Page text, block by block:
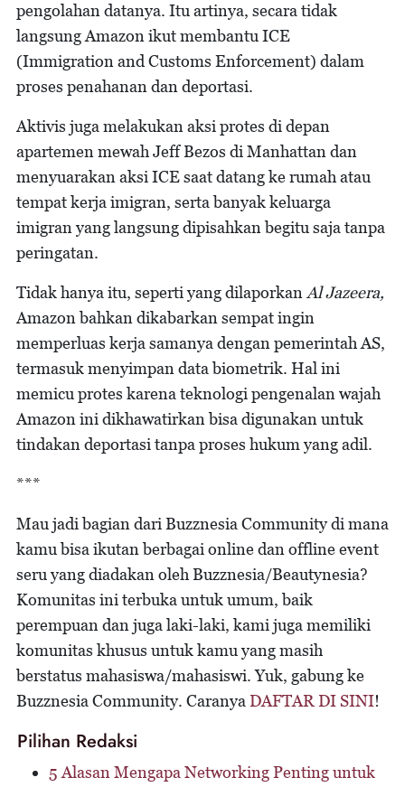
pengolahan datanya. Itu artinya, secara tidak
langsung Amazon ikut membantu ICE
(Immigration and Customs Enforcement) dalam
proses penahanan dan deportasi.
Aktivis juga melakukan aksi protes di depan
apartemen mewah Jeff Bezos di Manhattan dan
menyuarakan aksi ICE saat datang ke rumah atau
tempat kerja imigran, serta banyak keluarga
imigran yang langsung dipisahkan begitu saja tanpa
peringatan.
Tidak hanya itu, seperti yang dilaporkanAl Jazeera,
Amazon bahkan dikabarkan sempat ingin
memperluas kerja samanya dengan pemerintah AS,
termasuk menyimpan data biometrik. Hal ini
memicu protes karena teknologi pengenalan wajah
Amazon ini dikhawatirkan bisa digunakan untuk
tindakan deportasi tanpa proses hukum yang adil.
***
Mau jadi bagian dari Buzznesia Community di mana
kamu bisa ikutan berbagai online dan offline event
seru yang diadakan oleh Buzznesia/Beautynesia?
Komunitas ini terbuka untuk umum, baik
perempuan dan juga laki-laki, kami juga memiliki
komunitas khusus untuk kamu yang masih
berstatus mahasiswa/mahasiswi. Yuk, gabung ke
Buzznesia Community. CaranyaDAFTAR DI SINI!
Pilihan Redaksi
5 Alasan Mengapa Networking Penting untuk